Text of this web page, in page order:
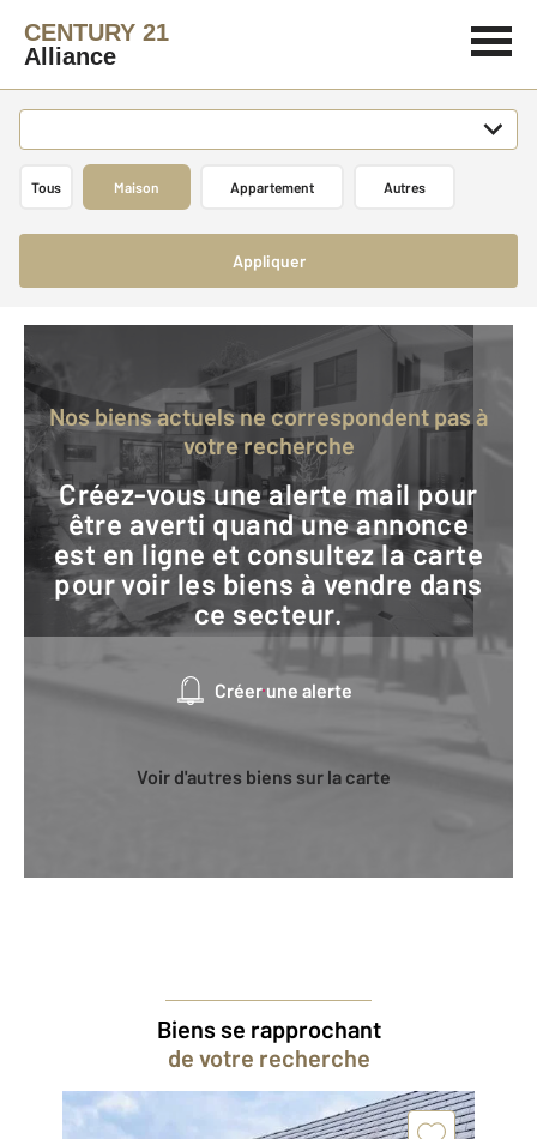
CENTURY 21
Alliance
Tous Maison Appartement Autres
Appliquer
Nos biens actuels ne correspondent pas à
votre recherche
Créez-vous une alerte mail pour
être averti quand une annonce
est en ligne et consultez la carte
pour voir les biens à vendre dans
ce secteur.
Créer une alerte
Voir d'autres biens sur la carte
Biens se rapprochant
de votre recherche